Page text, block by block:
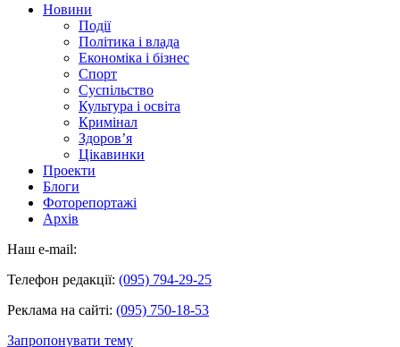
Новини
Події
Політика і влада
Економіка і бізнес
Спорт
Суспільство
Культура і освіта
Кримінал
Здоров’я
Цікавинки
Проекти
Блоги
Фоторепортажі
Архів
Наш e-mail:
Телефон редакції: (095) 794-29-25
Реклама на сайті: (095) 750-18-53
Запропонувати тему